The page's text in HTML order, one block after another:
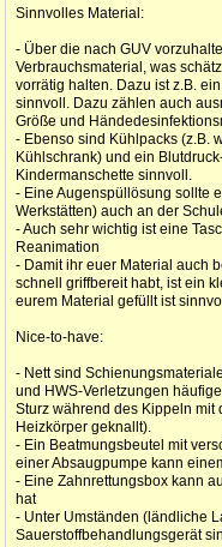
Sinnvolles Material:
- Über die nach GUV
Verbrauchsmaterial, was
vorrätig halten. Dazu ist z.B.
sinnvoll. Dazu zählen auch
Größe und
- Ebenso sind Kühlpacks (z.B.
Kühlschrank) und ein
Kindermanschette sinnvoll.
- Eine Augenspüllösung sollte
Werkstätten) auch an der
- Auch sehr wichtig ist eine
Reanimation
- Damit ihr euer Material auch
schnell griffbereit habt, ist ein
eurem Material gefüllt ist
Nice-to-have:
- Nett sind
und HWS-Verletzungen
Sturz während des Kippeln mit
Heizkörper geknallt).
- Ein Beatmungsbeutel mit
einer Absaugpumpe kann
- Eine Zahnrettungsbox kann
hat
- Unter Umständen (ländliche
Sauerstoffbehandlungsgerät